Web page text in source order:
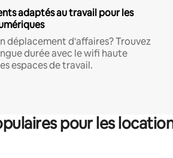
adaptés au travail pour les
déplacement d'affaires? Trouvez
durée avec le wifi haute
espaces de travail.
pour les